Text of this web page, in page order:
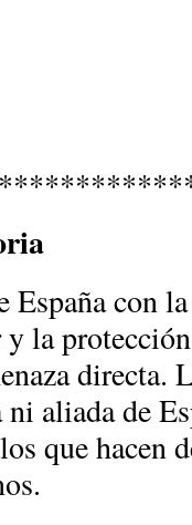
con
la
directa.
aliada de
que hacen